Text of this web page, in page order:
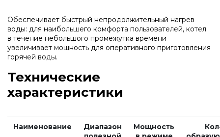
Рециркуляторы воздуха
Газовые колонки
Обеспечивает быстрый непродолжительный нагрев
воды: для наибольшего комфорта пользователей, котел
в течение небольшого промежутка времени
увеличивает мощность для оперативного приготовления
горячей воды.
Технические
характеристики
Наименование
Диапазон
Мощность